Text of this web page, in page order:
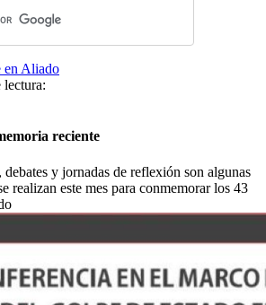
en Aliado
lectura:
reciente
y jornadas de reflexión son algunas
realizan este mes para conmemorar los 43